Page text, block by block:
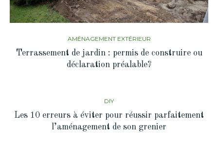
AMÉNAGEMENT EXTÉRIEUR
Terrassement de jardin : permis de construire ou
déclaration préalable?
DIY
Les 10 erreurs à éviter pour réussir parfaitement
l’aménagement de son grenier